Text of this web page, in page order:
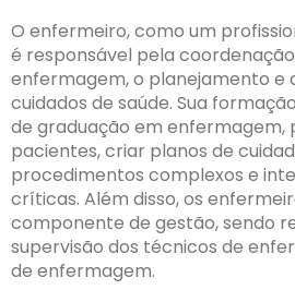
O enfermeiro, como um
é responsável pela
enfermagem, o planejamento e
cuidados de saúde. Sua
de graduação em
pacientes, criar planos de
procedimentos complexos e
críticas. Além disso, os
componente de gestão, sendo
supervisão dos técnicos de
de enfermagem.